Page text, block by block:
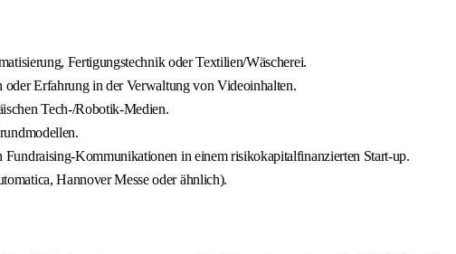
Fertigungstechnik oder Textilien/Wäscherei.
Erfahrung in der Verwaltung von Videoinhalten.
Tech-/Robotik-Medien.
Kommunikationen in einem risikokapitalfinanzierten Start-up.
Hannover Messe oder ähnlich).